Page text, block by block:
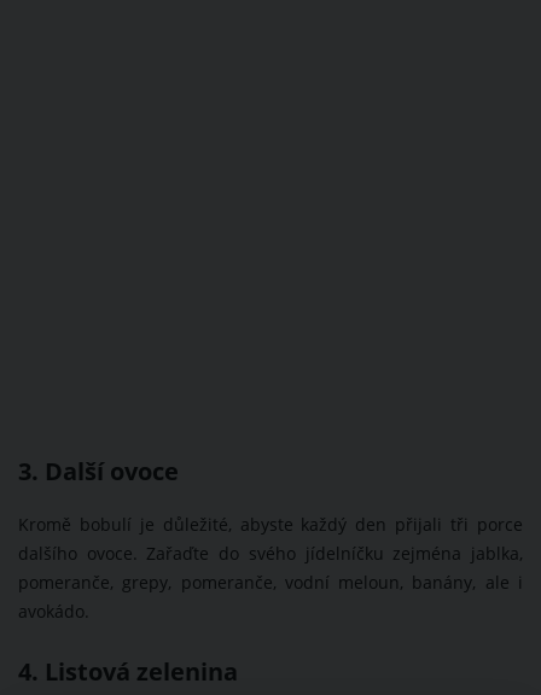
3. Další ovoce
Kromě bobulí je důležité, abyste každý den přijali tři porce
dalšího ovoce. Zařaďte do svého jídelníčku zejména jablka,
pomeranče, grepy, pomeranče, vodní meloun, banány, ale i
avokádo.
4. Listová zelenina